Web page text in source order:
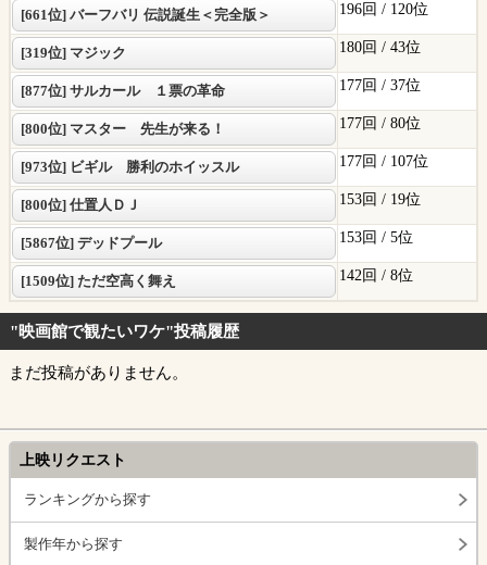
[661位] バーフバリ 伝説誕生＜完全版＞ 196回 / 120位
[319位] マジック 180回 / 43位
[877位] サルカール １票の革命 177回 / 37位
[800位] マスター 先生が来る！ 177回 / 80位
[973位] ビギル 勝利のホイッスル 177回 / 107位
[800位] 仕置人ＤＪ 153回 / 19位
[5867位] デッドプール 153回 / 5位
[1509位] ただ空高く舞え 142回 / 8位
"映画館で観たいワケ"投稿履歴
まだ投稿がありません。
上映リクエスト
ランキングから探す
製作年から探す